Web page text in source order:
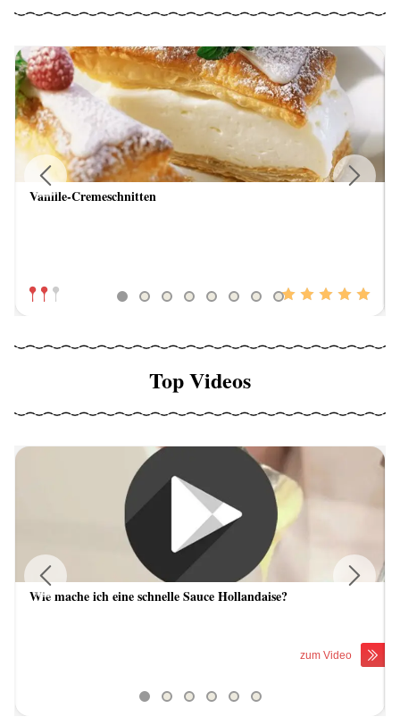
Vanille-Cremeschnitten
Previous
Top Videos
Wie mache ich eine schnelle Sauce Hollandaise?
zum Video
Previous